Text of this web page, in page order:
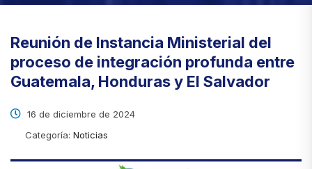
Reunión de Instancia Ministerial del
proceso de integración profunda entre
Guatemala, Honduras y El Salvador
16 de diciembre de 2024
Categoría: Noticias